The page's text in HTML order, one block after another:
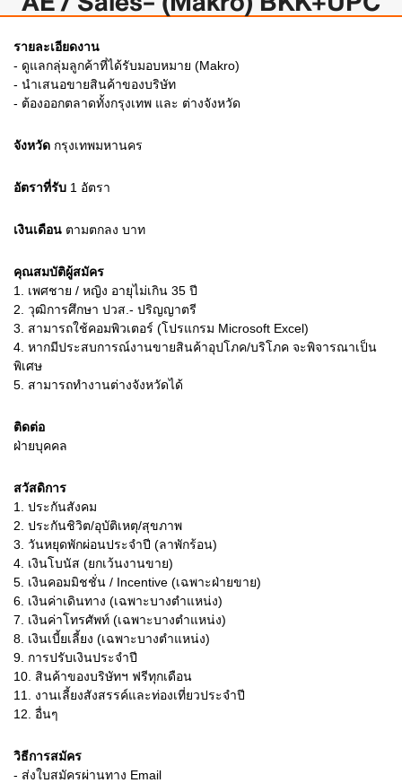
รายละเอียดงาน
- ดูแลกลุ่มลูกค้าที่ได้รับมอบหมาย (Makro)
- นำเสนอขายสินค้าของบริษัท
- ต้องออกตลาดทั้งกรุงเทพ และ ต่างจังหวัด
จังหวัด กรุงเทพมหานคร
อัตราที่รับ 1 อัตรา
เงินเดือน ตามตกลง บาท
คุณสมบัติผู้สมัคร
1.
เพศชาย / หญิง อายุไม่เกิน 35 ปี
2. วุฒิการศึกษา ปวส.- ปริญญาตรี
3.
สามารถใช้คอมพิวเตอร์ (โปรแกรม Microsoft Excel)
4. หากมีประสบการณ์งานขายสินค้าอุปโภค/บริโภค จะพิจารณาเป็น
พิเศษ
5. สามารถทำงานต่างจังหวัดได้
ติดต่อ
ฝ่ายบุคคล
สวัสดิการ
1. ประกันสังคม
2. ประกันชิวิต/อุบัติเหตุ/สุขภาพ
3. วันหยุดพักผ่อนประจำปี (ลาพักร้อน)
4. เงินโบนัส (ยกเว้นงานขาย)
5. เงินคอมมิชชั่น / Incentive (เฉพาะฝ่ายขาย)
6. เงินค่าเดินทาง (เฉพาะบางตำแหน่ง)
7. เงินค่าโทรศัพท์ (เฉพาะบางตำแหน่ง)
8. เงินเบี้ยเลี้ยง (เฉพาะบางตำแหน่ง)
9. การปรับเงินประจำปี
10. สินค้าของบริษัทฯ ฟรีทุกเดือน
11. งานเลี้ยงสังสรรค์และท่องเที่ยวประจำปี
12. อื่นๆ
วิธีการสมัคร
- ส่งใบสมัครผ่านทาง Email